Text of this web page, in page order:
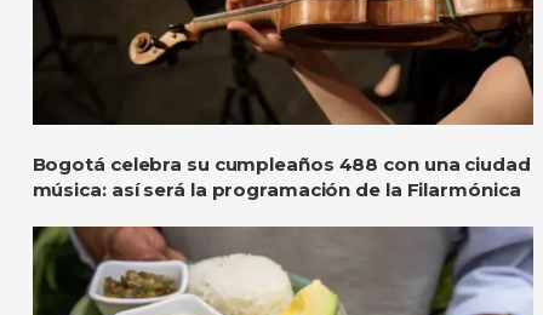
Bogotá celebra su cumpleaños 488 con una ciudad
música: así será la programación de la Filarmónica